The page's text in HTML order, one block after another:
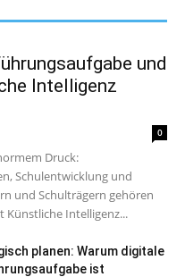
und
Intelligenz
0
Druck:
Schulentwicklung und
und Schulträgern gehören
Künstliche Intelligenz...
planen: Warum digitale
ist